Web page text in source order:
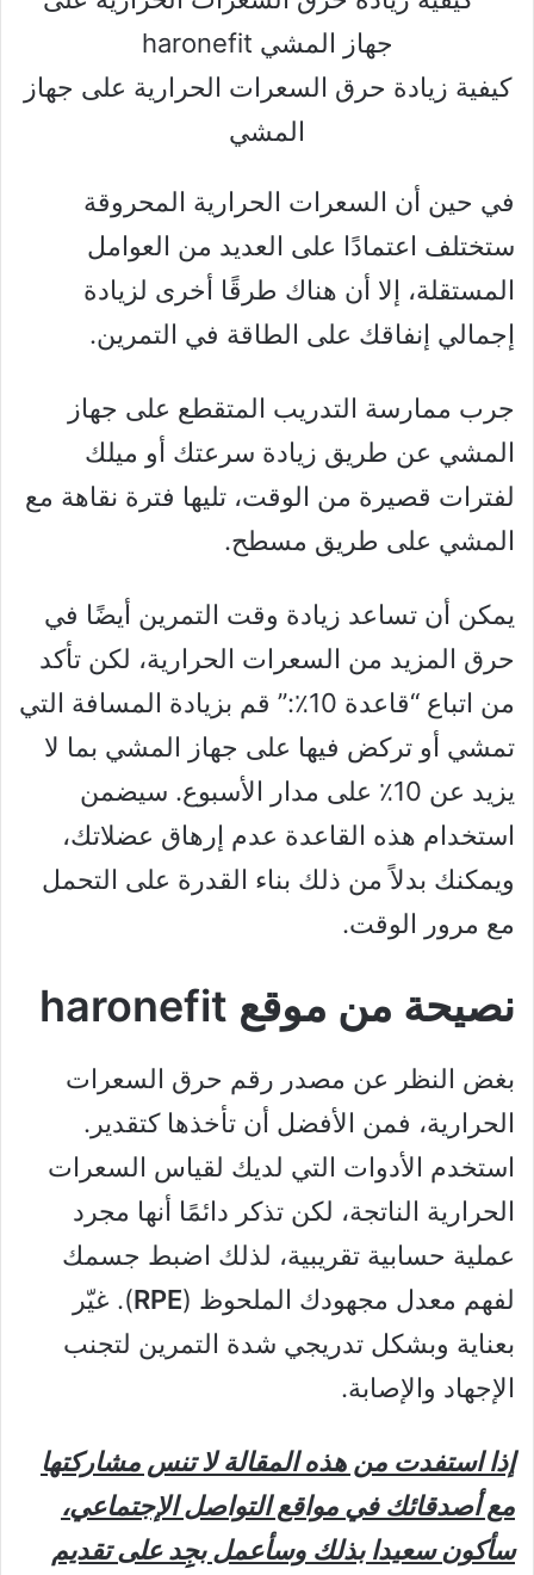
كيفية زيادة حرق السعرات الحرارية على جهاز
المشي
في حين أن السعرات الحرارية المحروقة
ستختلف اعتمادًا على العديد من العوامل
المستقلة، إلا أن هناك طرقًا أخرى لزيادة
إجمالي إنفاقك على الطاقة في التمرين.
جرب ممارسة التدريب المتقطع على جهاز
المشي عن طريق زيادة سرعتك أو ميلك
لفترات قصيرة من الوقت، تليها فترة نقاهة مع
المشي على طريق مسطح.
يمكن أن تساعد زيادة وقت التمرين أيضًا في
حرق المزيد من السعرات الحرارية، لكن تأكد
من اتباع “قاعدة 10٪:” قم بزيادة المسافة التي
تمشي أو تركض فيها على جهاز المشي بما لا
يزيد عن 10٪ على مدار الأسبوع. سيضمن
استخدام هذه القاعدة عدم إرهاق عضلاتك،
ويمكنك بدلاً من ذلك بناء القدرة على التحمل
مع مرور الوقت.
نصيحة من موقع haronefit
بغض النظر عن مصدر رقم حرق السعرات
الحرارية، فمن الأفضل أن تأخذها كتقدير.
استخدم الأدوات التي لديك لقياس السعرات
الحرارية الناتجة، لكن تذكر دائمًا أنها مجرد
عملية حسابية تقريبية، لذلك اضبط جسمك
لفهم معدل مجهودك الملحوظ (RPE). غيّر
بعناية وبشكل تدريجي شدة التمرين لتجنب
الإجهاد والإصابة.
إذا استفدت من هذه المقالة لا تنس مشاركتها
مع أصدقائك في مواقع التواصل الإجتماعي،
سأكون سعيدا بذلك وسأعمل بجِِد على تقديم